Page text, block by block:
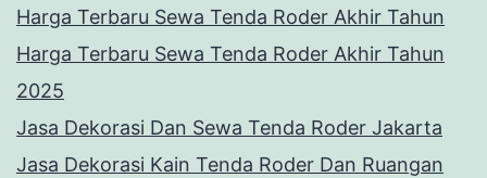
Harga Terbaru Sewa Tenda Roder Akhir Tahun
Harga Terbaru Sewa Tenda Roder Akhir Tahun
2025
Jasa Dekorasi Dan Sewa Tenda Roder Jakarta
Jasa Dekorasi Kain Tenda Roder Dan Ruangan